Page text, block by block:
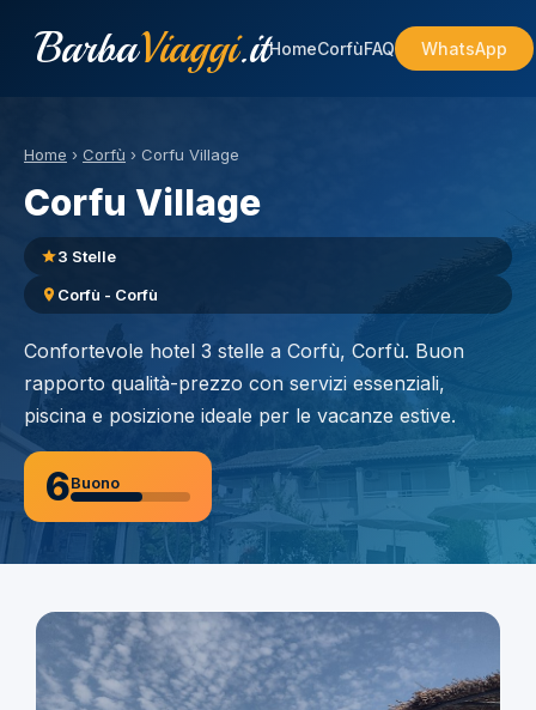
BarbaViaggi.itHomeCorfùFAQ WhatsApp
Home › Corfù › Corfu Village
Corfu Village
3 Stelle
Corfù - Corfù
Confortevole hotel 3 stelle a Corfù, Corfù. Buon
rapporto qualità-prezzo con servizi essenziali,
piscina e posizione ideale per le vacanze estive.
6Buono